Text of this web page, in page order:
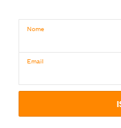
Nome
Email